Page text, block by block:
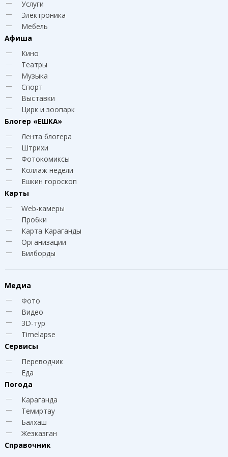
Услуги
Электроника
Мебель
Афиша
Кино
Театры
Музыка
Спорт
Выставки
Цирк и зоопарк
Блогер «ЕШКА»
Лента блогера
Штрихи
Фотокомиксы
Коллаж недели
Ешкин гороскоп
Карты
Web-камеры
Пробки
Карта Караганды
Организации
Билборды
Медиа
Фото
Видео
3D-тур
Timelapse
Сервисы
Переводчик
Еда
Погода
Караганда
Темиртау
Балхаш
Жезказган
Справочник